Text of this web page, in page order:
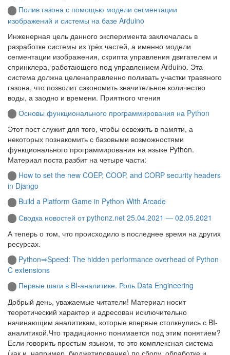
Полив газона с помощью модели сегментации
изображений и системы на базе Arduino
Инженерная цель данного эксперимента заключалась в
разработке системы из трёх частей, а именно модели
сегментации изображения, скрипта управления двигателем и
спринклера, работающего под управлением Arduino. Эта
система должна целенаправленно поливать участки травяного
газона, что позволит сэкономить значительное количество
воды, а заодно и времени. Приятного чтения
Основы функционального программирования на Python
Этот пост служит для того, чтобы освежить в памяти, а
некоторых познакомить с базовыми возможностями
функционального программирования на языке Python.
Материал поста разбит на четыре части:
How to set the new COEP, COOP, and CORP security headers
in Django
Build a Platform Game in Python With Arcade
Сводка новостей от pythonz.net 25.04.2021 — 02.05.2021
А теперь о том, что происходило в последнее время на других
ресурсах.
Python⇒Speed: The hidden performance overhead of Python
C extensions
Первые шаги в BI-аналитике. Роль Data Engineering
Добрый день, уважаемые читатели! Материал носит
теоретический характер и адресован исключительно
начинающим аналитикам, которые впервые столкнулись с BI-
аналитикой.Что традиционно понимается под этим понятием?
Если говорить простым языком, то это комплексная система
(как и, например, бюджетирование) по сбору, обработке и